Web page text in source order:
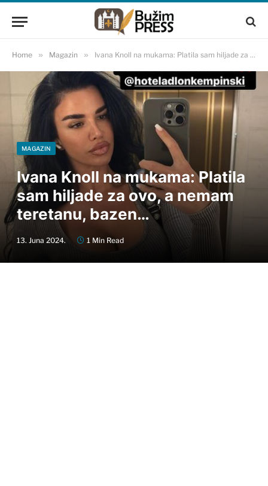
Home » Magazin » Ivana Knoll na mukama: Platila sam hiljade za ovo, a nemam teretanu, bazen…
MAGAZIN
Ivana Knoll na mukama: Platila
sam hiljade za ovo, a nemam
teretanu, bazen…
13. Juna 2024. 1 Min Read